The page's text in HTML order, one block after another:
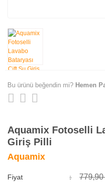
Bu ürünü beğendin mi? Hemen
Aquamix Fotoselli
Giriş Pilli
Aquamix
Fiyat